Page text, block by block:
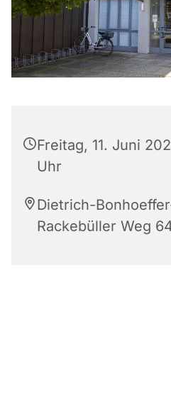
Freitag, 11. Juni
Uhr
Dietrich-
Rackebüller Weg